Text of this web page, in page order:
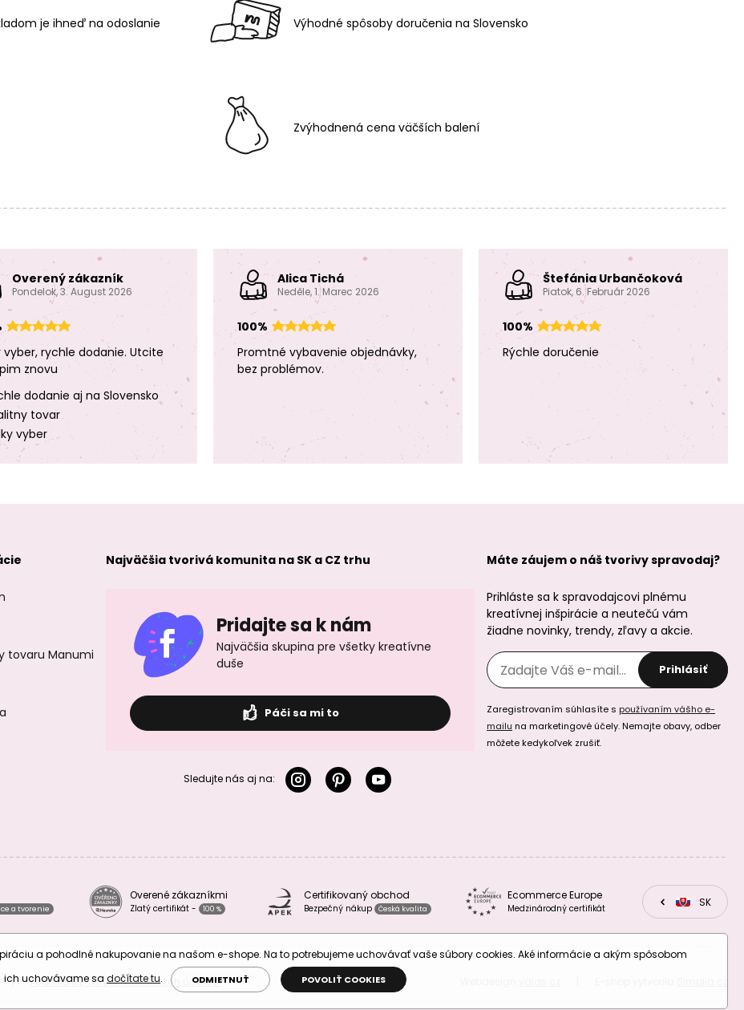
Glam metalické
farby
Sculpey tekutá
polymérová
hmota 30 ml
Sculpey tekutá
polymérová
hmota 30 ml
zelená
Sculpey tekutá
polymérová
hmota 30 ml v
Sculpey tekutá
polymérová
čierna
polymérová
polymérna hmota
je ihneď na odoslanie Výhodné spôsoby doručenia na Slovensko
Zvýhodnená cena väčších balení
Overený zákazník
Pondelok, 3. August 2026
vyber, rychle dodanie. Utcite
znovu
dodanie aj na Slovensko
tovar
vyber
Alica Tichá
Neděle, 1. Marec 2026
100%
Promtné vybavenie objednávky,
bez problémov.
Štefánia Urbančoková
Piatok, 6. Február 2026
100%
Rýchle doručenie
tovaru Manumi
Najväčšia tvorivá komunita na SK a CZ trhu
Pridajte sa k nám
Najväčšia skupina pre všetky kreatívne
duše
Páči sa mi to
Sledujte nás aj na:
Máte záujem o náš tvorivy spravodaj?
Prihláste sa k spravodajcovi plnému
kreatívnej inšpirácie a neutečú vám
žiadne novinky, trendy, zľavy a akcie.
Prihlásiť
Zaregistrovaním súhlasíte s používaním vášho e-
mailu na marketingové účely. Nemajte obavy, odber
môžete kedykoľvek zrušiť.
a tvorenie
Overené zákazníkmi
Zlatý certifikát - 100 %
Certifikovaný obchod
Bezpečný nákup Česká kvalita
Ecommerce Europe
Medzinárodný certifikát CZSK
| Podmienky ochrany osobných údajov
a pohodlné nakupovanie na našom e-shope. Na to potrebujeme uchovávať vaše súbory cookies. Aké informácie a akým spôsobom
ich uchovávame sa dočítate tu. ODMIETNUŤ POVOLIŤ COOKIES